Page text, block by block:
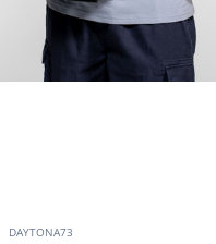
DAYTONA73